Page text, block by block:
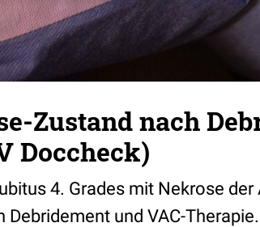
Zustand nach
Doccheck)
4. Grades mit Nekrose der
und VAC-Therapie.